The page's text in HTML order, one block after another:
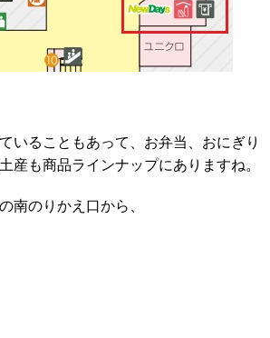
いることもあって、お弁当、おにぎり
産も商品ラインナップにありますね。
南のりかえ口から、